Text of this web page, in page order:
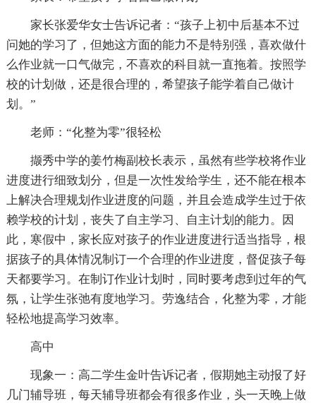
家长张爱华女士告诉记者：“孩子上初中后基本不过
问她的学习了，但她这方面的能力不是特别强，喜欢做什
么作业就一口气做完，不喜欢的科目就一直拖着。按照学
校的计划做，还是很合理的，希望孩子能学着自己做计
划。”
老师：“化整为零”很轻松
撷秀中学的姜竹梅副校长表示，虽然有些学校将作业
进度进行细致划分，但是一次性发给学生，还不能在根本
上解决合理规划作业进度的问题，并且会造成学生过于依
赖学校的计划，丧失了自主学习、自主计划的能力。因
此，寒假中，家长应对孩子的作业进度进行适当指导，根
据孩子的具体情况制订一个合理的作业进度，督促孩子每
天都要学习。在制订作业计划时，同时要考虑到过年的气
氛，让学生张弛有度地学习。劳逸结合，化整为零，才能
轻松地提高学习效率。
高中
现象一：高二学生金叶告诉记者，假期她主动报了好
几门辅导班，每天辅导班都会有很多作业，头一天晚上做